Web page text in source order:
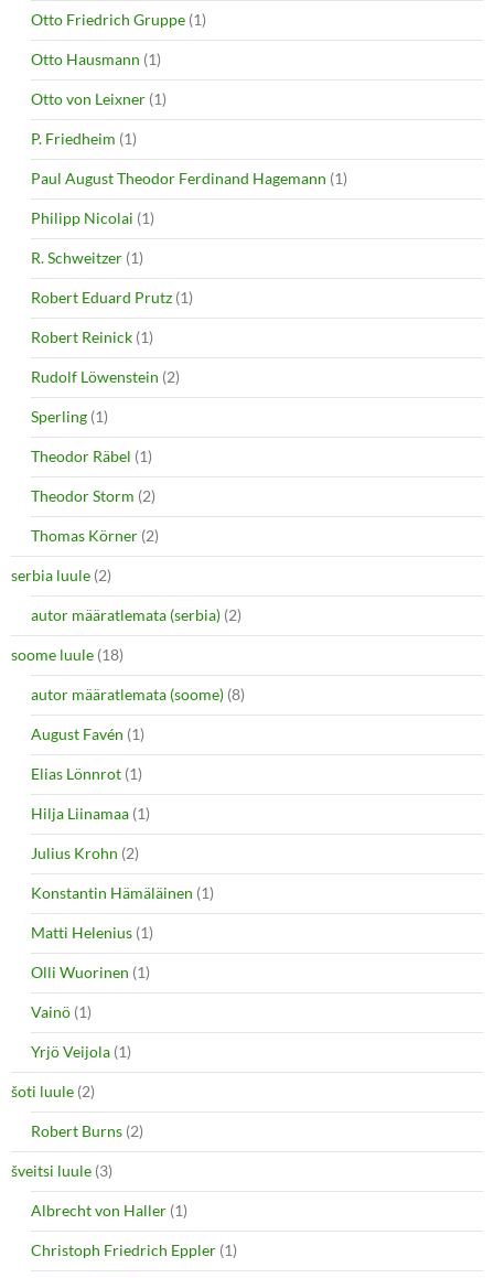
Otto Friedrich Gruppe (1)
Otto Hausmann (1)
Otto von Leixner (1)
P. Friedheim (1)
Paul August Theodor Ferdinand Hagemann (1)
Philipp Nicolai (1)
R. Schweitzer (1)
Robert Eduard Prutz (1)
Robert Reinick (1)
Rudolf Löwenstein (2)
Sperling (1)
Theodor Räbel (1)
Theodor Storm (2)
Thomas Körner (2)
serbia luule (2)
autor määratlemata (serbia) (2)
soome luule (18)
autor määratlemata (soome) (8)
August Favén (1)
Elias Lönnrot (1)
Hilja Liinamaa (1)
Julius Krohn (2)
Konstantin Hämäläinen (1)
Matti Helenius (1)
Olli Wuorinen (1)
Vainö (1)
Yrjö Veijola (1)
šoti luule (2)
Robert Burns (2)
šveitsi luule (3)
Albrecht von Haller (1)
Christoph Friedrich Eppler (1)